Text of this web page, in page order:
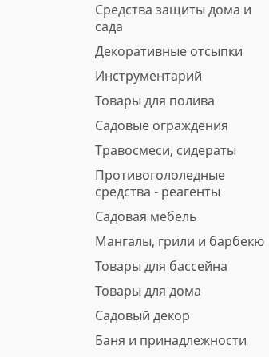
Средства защиты дома и
сада
Декоративные отсыпки
Инструментарий
Товары для полива
Садовые ограждения
Травосмеси, сидераты
Противогололедные
средства - реагенты
Садовая мебель
Мангалы, грили и барбекю
Товары для бассейна
Товары для дома
Садовый декор
Баня и принадлежности